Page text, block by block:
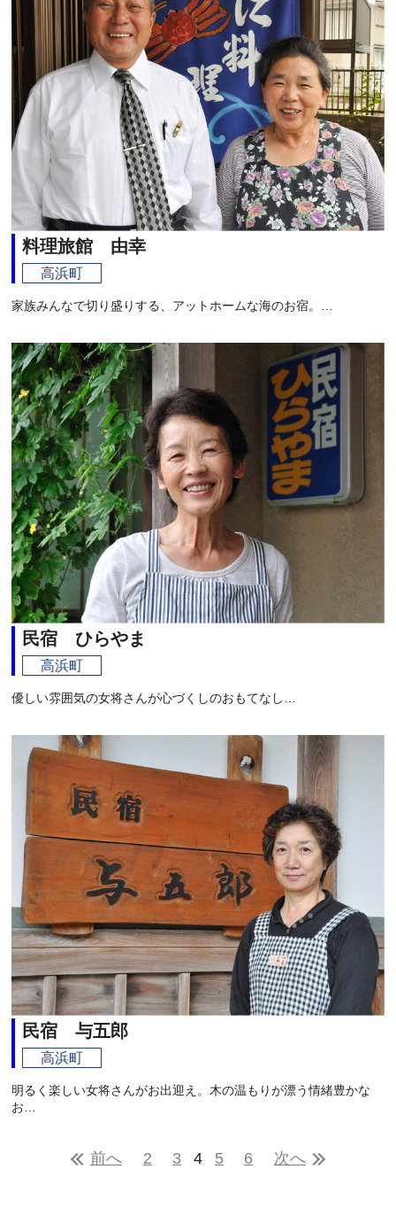
料理旅館 由幸
高浜町
家族みんなで切り盛りする、アットホームな海のお宿。…
民宿 ひらやま
高浜町
優しい雰囲気の女将さんが心づくしのおもてなし…
民宿 与五郎
高浜町
明るく楽しい女将さんがお出迎え。木の温もりが漂う情緒豊かな
お…
前へ 2 3 4 5 6 次へ